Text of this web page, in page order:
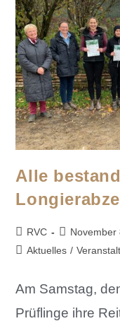
Alle
RVC
November
Aktuelles /
Am Samstag,
Prüflinge ihre